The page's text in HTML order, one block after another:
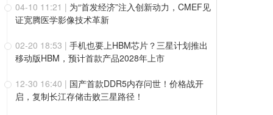
04-10 11:21 | 为“首发经济”注入创新动力，CMEF见
证宽腾医学影像技术革新
02-20 18:53 | 手机也要上HBM芯片？三星计划推出
移动版HBM，预计首款产品2028年上市
12-30 16:40 | 国产首款DDR5内存问世！价格战开
启，复制长江存储击败三星路径！